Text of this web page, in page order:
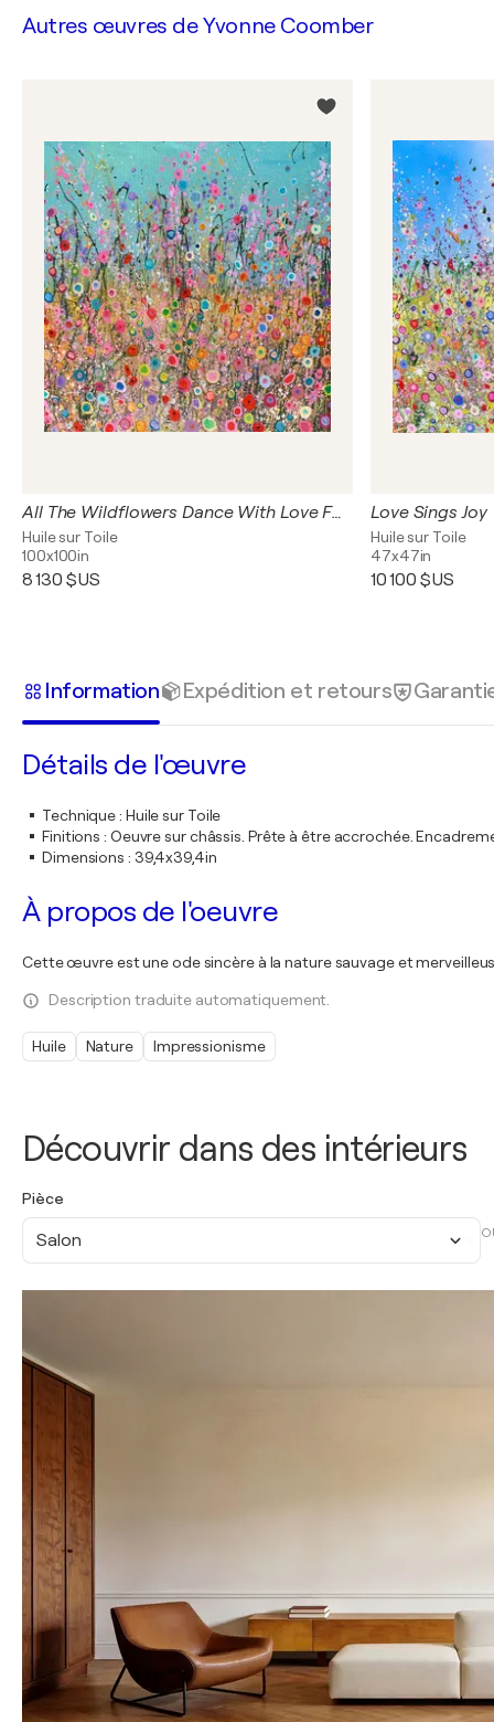
Découvrir dans des intérieurs
Pièce
Salon
Autres œuvres deYvonne Coomber
All The Wildflowers Dance With Love For You
Huile sur Toile
100x100in
8 130 $US
Love Sings Joy
Huile sur Toile
47x47in
10 100 $US
Information Expédition et retours
Détails de l'œuvre
Technique: Huile sur Toile
Finitions : Oeuvre sur châssis. Prête à être accrochée.
Dimensions : 39,4x39,4in
À propos de l'oeuvre
Cette œuvre est une ode sincère à la nature sauvage et
Description traduite automatiquement.
Huile Nature Impressionisme